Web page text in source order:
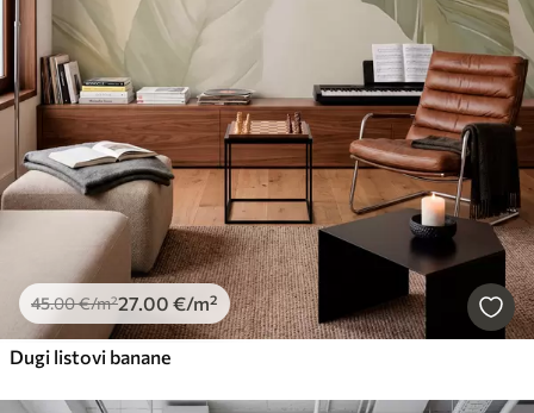
45.00€/m²27.00 €/m²
Dugi listovi banane